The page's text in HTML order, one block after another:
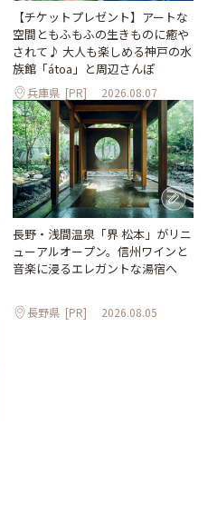
【チケットプレゼント】アートな
空間ともふもふの生きものに癒や
されて♪ 大人も楽しめる神戸の水
族館「átoa」と周辺さんぽ
兵庫県 [PR] 2026.08.07
長野・浅間温泉「界 松本」がリニ
ューアルオープン。信州ワインと
音楽に浸るエレガントな湯宿へ
長野県 [PR] 2026.08.05